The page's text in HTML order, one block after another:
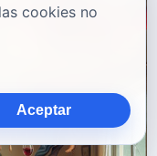
cookies no
Aceptar